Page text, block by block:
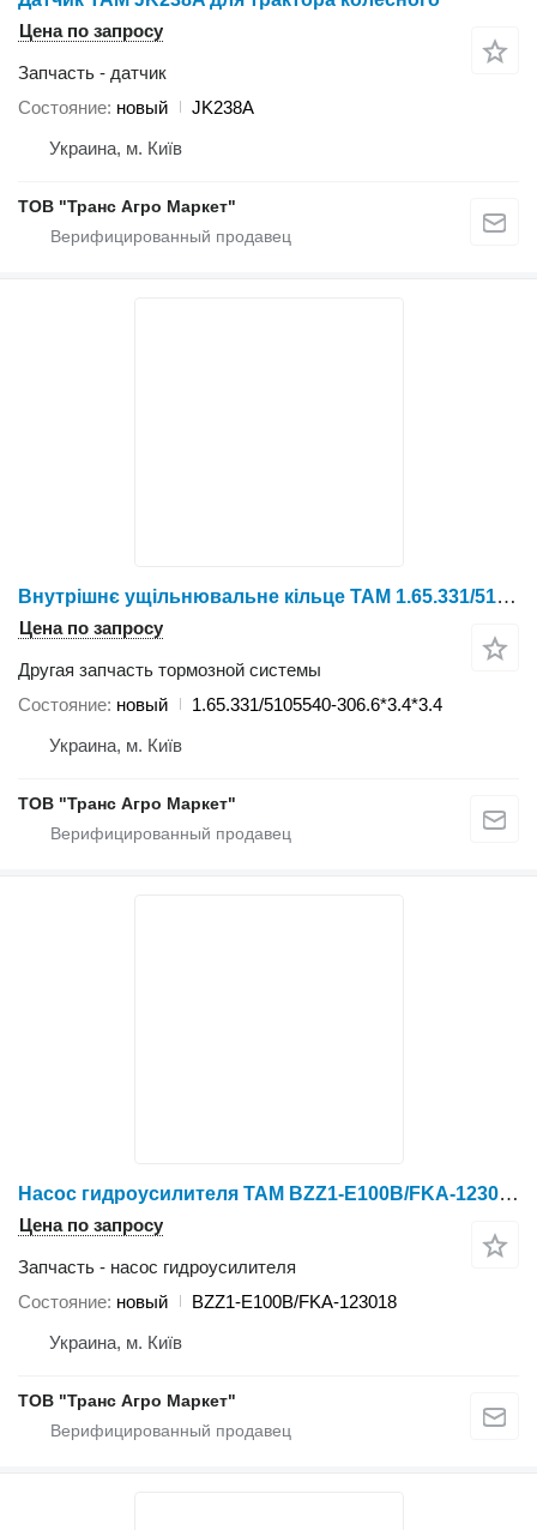
Цена по запросу
Запчасть - датчик
Состояние новый
JK238A
Украина, м. Київ
ТОВ "Транс Агро Маркет"
Внутрішнє ущільнювальне кільце TAM 1.65.331/5105540-306.6*3.4*3.4 для трактора колесного YTO 1024/1054/1304/1404
Цена по запросу
Другая запчасть тормозной системы
Состояние новый
1.65.331/5105540-306.6*3.4*3.4
Украина, м. Київ
ТОВ "Транс Агро Маркет"
Насос гидроусилителя TAM BZZ1-E100B/FKA-123018 для трактора колесного
Цена по запросу
Запчасть - насос гидроусилителя
Состояние новый
BZZ1-E100B/FKA-123018
Украина, м. Київ
ТОВ "Транс Агро Маркет"